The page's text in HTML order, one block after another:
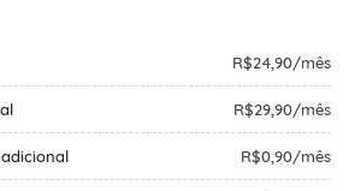
R$24,90/mês
R$29,90/mês
adicional R$0,90/mês